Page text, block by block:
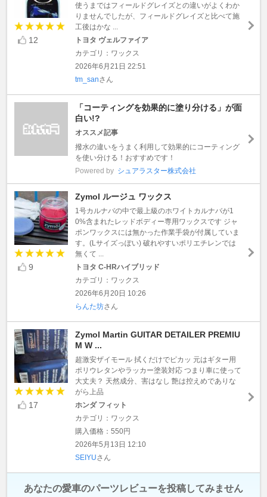
12
使うまではフィールドグレイズとの違いがよくわか
りませんでしたが、フィールドグレイズと比べて施
工後はかな ...
トヨタ ヴェルファイア
カテゴリ：ワックス
2026年6月21日 22:51
tm_sanさん
「コーティングを効果的に塗り分ける」が面
白い!?
オススメ記事
撥水の違いをうまく利用して効果的にコーティング
を使い分ける！おすすめです！
Powered by シュアラスター株式会社
9
Zymol ルージュ ワックス
1号カルナバの中で最上級のホワイトカルナバが1
0%含まれたレッドボディー専用ワックスです ジャ
ポンワックスには無かった作業手袋が付属していま
す。(Lサイズっぽい) 破れやすいポリエチレンでは
無くて ...
トヨタ C-HRハイブリッド
カテゴリ：ワックス
2026年6月20日 10:26
らんた坊さん
17
Zymol Martin GUITAR DETAILER PREMIU
M W ...
超激安ザイモール 拭くだけでピカッ 元はギター用
ポリウレタンやラッカー塗装対応 つまり車に使って
大丈夫？ 天然成分、害はなし 艶は控えめでありな
がら上品
ホンダ フィット
カテゴリ：ワックス
購入価格：550円
2026年5月13日 12:10
SEIYUさん
あなたの愛車のパーツレビューを投稿してみません